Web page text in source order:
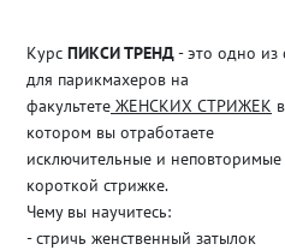
Курс ПИКСИ ТРЕНД- это одно из
для парикмахеров на
факультете ЖЕНСКИХ СТРИЖЕК
котором вы отработаете
исключительные и
короткой стрижке.
Чему вы научитесь:
- стричь женственный затылок